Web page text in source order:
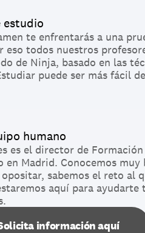
estudio
te enfrentarás a una
eso todos nuestros
de Ninja, basado en las
puede ser más fácil
humano
es el director de
en Madrid. Conocemos muy
sabemos el reto al
aquí para ayudarte
información aquí